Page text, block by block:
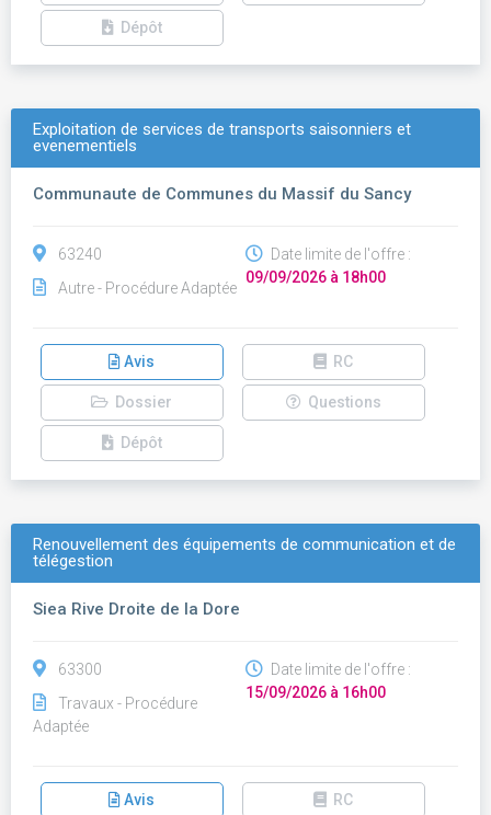
Dépôt
Exploitation de services de transports saisonniers et
evenementiels
Communaute de Communes du Massif du Sancy
63240
Autre - Procédure Adaptée
Date limite de l'offre :
09/09/2026 à 18h00
Avis RC
Dossier Questions
Dépôt
Renouvellement des équipements de communication et de
télégestion
Siea Rive Droite de la Dore
63300
Travaux - Procédure
Adaptée
Date limite de l'offre :
15/09/2026 à 16h00
Avis RC